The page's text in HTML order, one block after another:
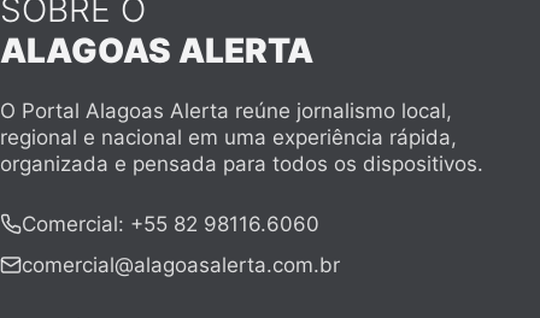
SOBRE O
ALAGOAS ALERTA
O Portal Alagoas Alerta reúne jornalismo local,
regional e nacional em uma experiência rápida,
organizada e pensada para todos os dispositivos.
Comercial: +55 82 98116.6060
comercial@alagoasalerta.com.br